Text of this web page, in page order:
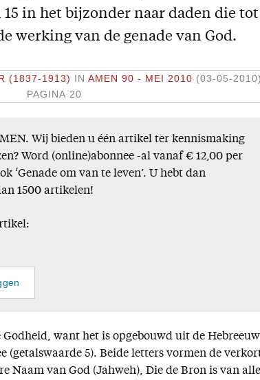
in het bijzonder naar daden die tot
werking van de genade van God.
(1837-1913) INAMEN 90 - MEI 2010 (03-05-2010)
PAGINA 20
Wij bieden u één artikel ter kennismaking
Word (online)abonnee -al vanaf € 12,00 per
‘Genade om van te leven’. U hebt dan
1500 artikelen!
Godheid, want het is opgebouwd uit de
(getalswaarde 5). Beide letters vormen de
Naam van God (Jahweh), Die de Bron is van alle